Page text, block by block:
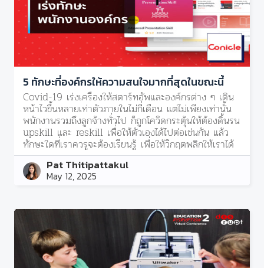
5 ทักษะที่องค์กรให้ความสนใจมากที่สุดในขณะนี้
Covid-19 เร่งเครื่องให้สตาร์ทอัพและองค์กรต่าง ๆ เดิน
หน้าไวขึ้นหลายเท่าตัวภายในไม่กี่เดือน แต่ไม่เพียงเท่านั้น
พนักงานรวมถึงลูกจ้างทั่วไป ก็ถูกโควิดกระตุ้นให้ต้องดิ้นรน
upskill และ reskill เพื่อให้ตัวเองได้ไปต่อเช่นกัน แล้ว
ทักษะใดที่เราควรจะต้องเรียนรู้ เพื่อให้วิกฤตพลิกให้เราได้
รับโอกาสในช่วงนี้
Pat Thitipattakul
May 12, 2025